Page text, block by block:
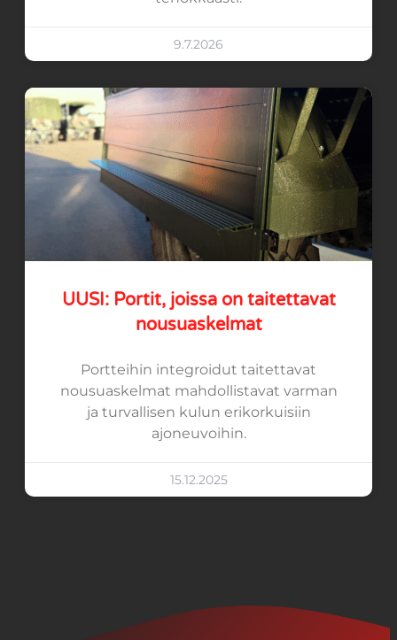
9.7.2026
UUSI: Portit, joissa on taitettavat
nousuaskelmat
Portteihin integroidut taitettavat
nousuaskelmat mahdollistavat varman
ja turvallisen kulun erikorkuisiin
ajoneuvoihin.
15.12.2025